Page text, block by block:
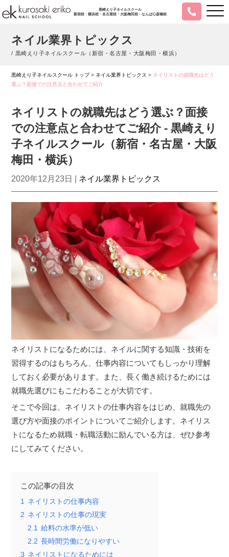
黒崎えり子ネイルスクール
新宿校・横浜校・名古屋校・大阪梅田校・なんば心斎橋校
ネイル業界トピックス
/ 黒崎えり子ネイルスクール（新宿・名古屋・大阪梅田・横浜）
黒崎えり子ネイルスクール トップ>ネイル業界トピックス > ネイリストの就職先はどう
選ぶ？面接での注意点と合わせてご紹介
ネイリストの就職先はどう選ぶ？面接
での注意点と合わせてご紹介 - 黒崎えり
子ネイルスクール（新宿・名古屋・大阪
梅田・横浜）
2020年12月23日 | ネイル業界トピックス
ネイリストになるためには、ネイルに関する知識・技術を
習得するのはもちろん、仕事内容についてもしっかり理解
しておく必要があります。また、長く働き続けるためには
就職先選びにもこだわることが大切です。
そこで今回は、ネイリストの仕事内容をはじめ、就職先の
選び方や面接のポイントについてご紹介します。ネイリス
トになるため就職・転職活動に励んでいる方は、ぜひ参考
にしてみてください。
この記事の目次
1 ネイリストの仕事内容
2 ネイリストの仕事の現実
2.1 給料の水準が低い
2.2 長時間労働になりやすい
3 ネイリストになるためには